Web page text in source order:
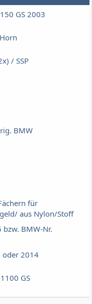
GS 2003
/ SSP
BMW
für
aus Nylon/Stoff
BMW-Nr.
oder 2014
GS